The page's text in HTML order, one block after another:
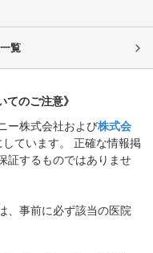
覧
てのご注意》
ー株式会社および株式会
ています。 正確な情報掲
証するものではありませ
、事前に必ず該当の医院